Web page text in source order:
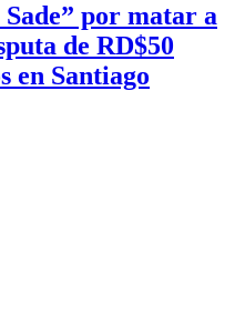
por matar a
de RD$50
en Santiago